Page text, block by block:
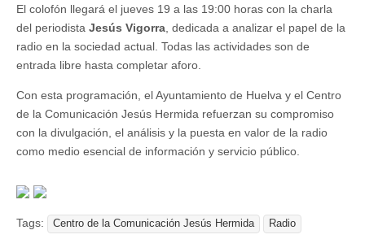
El colofón llegará el jueves 19 a las 19:00 horas con la charla
del periodista Jesús Vigorra , dedicada a analizar el papel de la
radio en la sociedad actual. Todas las actividades son de
entrada libre hasta completar aforo.
Con esta programación, el Ayuntamiento de Huelva y el Centro
de la Comunicación Jesús Hermida refuerzan su compromiso
con la divulgación, el análisis y la puesta en valor de la radio
como medio esencial de información y servicio público.
Tags: Centro de la Comunicación Jesús Hermida Radio